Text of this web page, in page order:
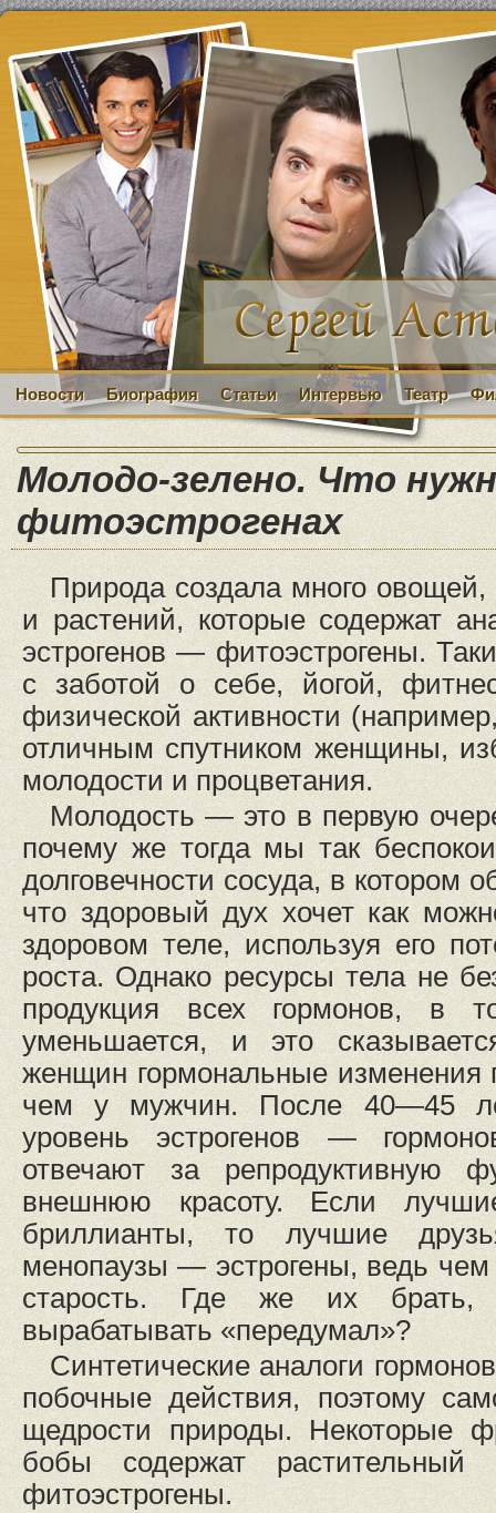
Новости Биография Статьи Интервью Театр
Молодо-зелено. Что
фитоэстрогенах
Природа создала много овощей,
и растений, которые содержат
эстрогенов — фитоэстрогены.
с заботой о себе, йогой,
физической активности
отличным спутником женщины,
молодости и процветания.
Молодость — это в первую
почему же тогда мы так
долговечности сосуда, в котором
что здоровый дух хочет как
здоровом теле, используя его
роста. Однако ресурсы тела не
продукция всех гормонов, в
уменьшается, и это
женщин гормональные изменения
чем у мужчин. После 40—45
уровень эстрогенов —
отвечают за репродуктивную
внешнюю красоту. Если
бриллианты, то лучшие
менопаузы — эстрогены, ведь
старость. Где же их брать,
вырабатывать «передумал»?
Синтетические аналоги
побочные действия, поэтому
щедрости природы. Некоторые
бобы содержат растительный
фитоэстрогены.